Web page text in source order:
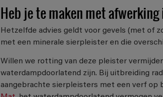
Heb je te maken met
Hetzelfde advies geldt voor gevels (met of
met een minerale sierpleister en die
Willen we rotting van deze pleister
waterdampdoorlatend zijn. Bij uitbreiding
aangebrachte sierpleisters met een verf op